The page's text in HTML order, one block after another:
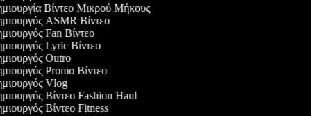
Βίντεο Μικρού Μήκους
ASMR Βίντεο
Fan Βίντεο
Lyric Βίντεο
Outro
Promo Βίντεο
Vlog
Βίντεο Fashion Haul
Βίντεο Fitness